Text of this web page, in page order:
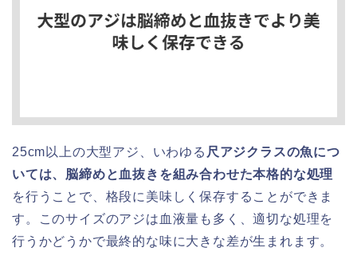
25cm以上の大型アジ、いわゆる 尺アジクラスの魚につ
いては、脳締めと血抜きを組み合わせた本格的な処理
を行うことで、格段に美味しく保存することができま
す。このサイズのアジは血液量も多く、適切な処理を
行うかどうかで最終的な味に大きな差が生まれます。